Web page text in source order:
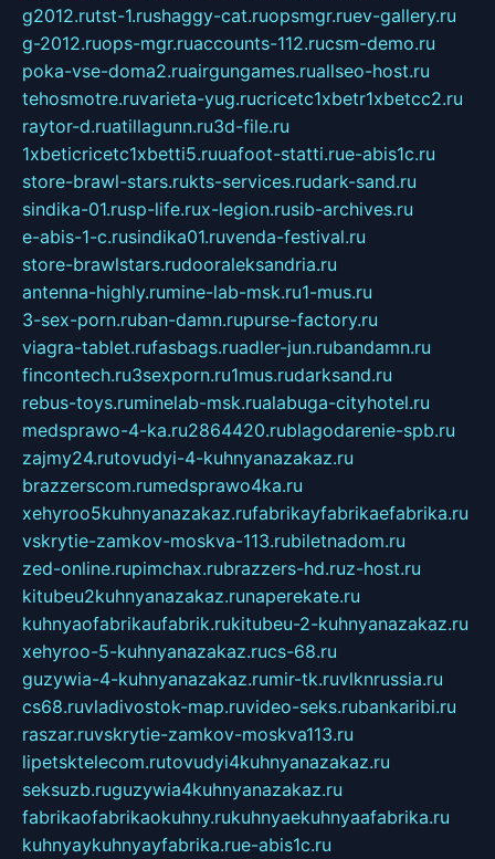
g2012.rutst-1.rushaggy-cat.ruopsmgr.ruev-gallery.ru
g-2012.ruops-mgr.ruaccounts-112.rucsm-demo.ru
poka-vse-doma2.ruairgungames.ruallseo-host.ru
tehosmotre.ruvarieta-yug.rucricetc1xbetr1xbetcc2.ru
raytor-d.ruatillagunn.ru3d-file.ru
1xbeticricetc1xbetti5.ruuafoot-statti.rue-abis1c.ru
store-brawl-stars.rukts-services.rudark-sand.ru
sindika-01.rusp-life.rux-legion.rusib-archives.ru
e-abis-1-c.rusindika01.ruvenda-festival.ru
store-brawlstars.rudooraleksandria.ru
antenna-highly.rumine-lab-msk.ru1-mus.ru
3-sex-porn.ruban-damn.rupurse-factory.ru
viagra-tablet.rufasbags.ruadler-jun.rubandamn.ru
fincontech.ru3sexporn.ru1mus.rudarksand.ru
rebus-toys.ruminelab-msk.rualabuga-cityhotel.ru
medsprawo-4-ka.ru2864420.rublagodarenie-spb.ru
zajmy24.rutovudyi-4-kuhnyanazakaz.ru
brazzerscom.rumedsprawo4ka.ru
xehyroo5kuhnyanazakaz.rufabrikayfabrikaefabrika.ru
vskrytie-zamkov-moskva-113.rubiletnadom.ru
zed-online.rupimchax.rubrazzers-hd.ruz-host.ru
kitubeu2kuhnyanazakaz.runaperekate.ru
kuhnyaofabrikaufabrik.rukitubeu-2-kuhnyanazakaz.ru
xehyroo-5-kuhnyanazakaz.rucs-68.ru
guzywia-4-kuhnyanazakaz.rumir-tk.ruvlknrussia.ru
cs68.ruvladivostok-map.ruvideo-seks.rubankaribi.ru
raszar.ruvskrytie-zamkov-moskva113.ru
lipetsktelecom.rutovudyi4kuhnyanazakaz.ru
seksuzb.ruguzywia4kuhnyanazakaz.ru
fabrikaofabrikaokuhny.rukuhnyaekuhnyaafabrika.ru
kuhnyaykuhnyayfabrika.rue-abis1c.ru